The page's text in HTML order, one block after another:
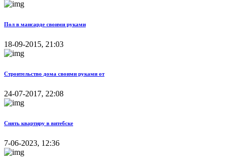
Пол в мансарде своими руками
18-09-2015, 21:03
Строительство дома своими руками от
24-07-2017, 22:08
Снять квартиру в витебске
7-06-2023, 12:36